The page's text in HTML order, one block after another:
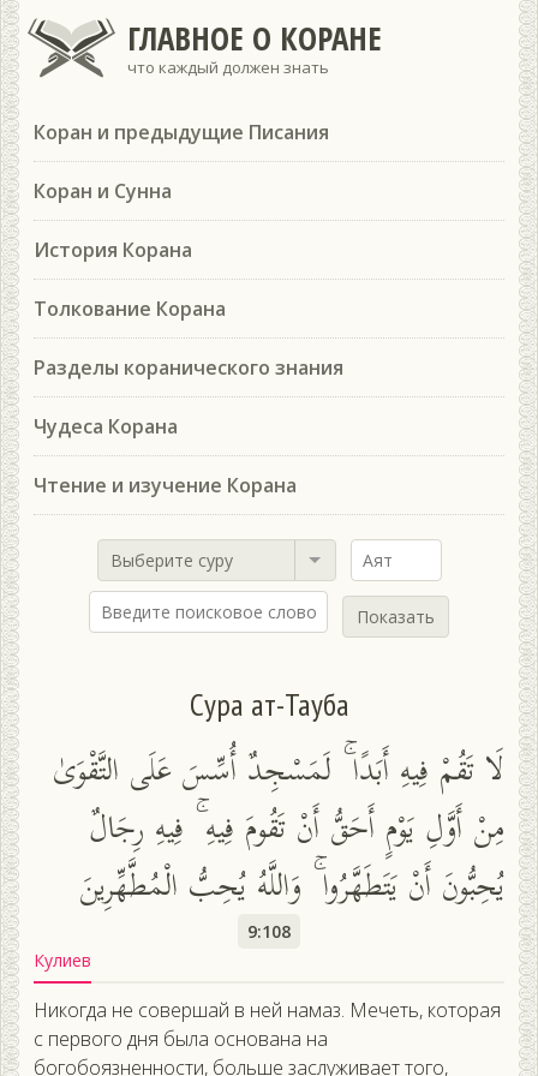
ГЛАВНОЕ О КОРАНЕ
что каждый должен знать
Коран и предыдущие Писания
Коран и Сунна
История Корана
Толкование Корана
Разделы коранического знания
Чудеса Корана
Чтение и изучение Корана
Выберите суру
Показать
Сура ат-Тауба
لَا تَقُمْ فِيهِ أَبَدًا ۚ لَمَسْجِدٌ أُسِّسَ عَلَى التَّقْوَىٰ
مِنْ أَوَّلِ يَوْمٍ أَحَقُّ أَنْ تَقُومَ فِيهِ ۚ فِيهِ رِجَالٌ
يُحِبُّونَ أَنْ يَتَطَهَّرُوا ۚ وَاللَّهُ يُحِبُّ الْمُطَّهِّرِينَ
9:108
Кулиев
Никогда не совершай в ней намаз. Мечеть, которая
с первого дня была основана на
богобоязненности, больше заслуживает того,